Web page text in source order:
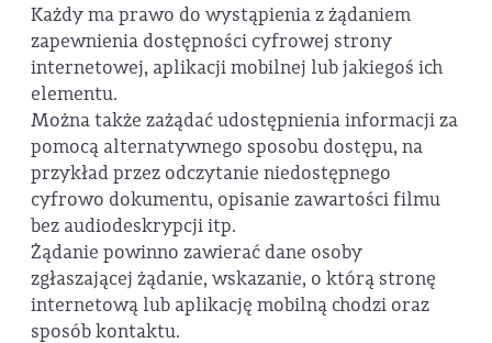
Każdy ma prawo do wystąpienia z żądaniem
zapewnienia dostępności cyfrowej strony
internetowej, aplikacji mobilnej lub jakiegoś ich
elementu.
Można także zażądać udostępnienia informacji za
pomocą alternatywnego sposobu dostępu, na
przykład przez odczytanie niedostępnego
cyfrowo dokumentu, opisanie zawartości filmu
bez audiodeskrypcji itp.
Żądanie powinno zawierać dane osoby
zgłaszającej żądanie, wskazanie, o którą stronę
internetową lub aplikację mobilną chodzi oraz
sposób kontaktu.